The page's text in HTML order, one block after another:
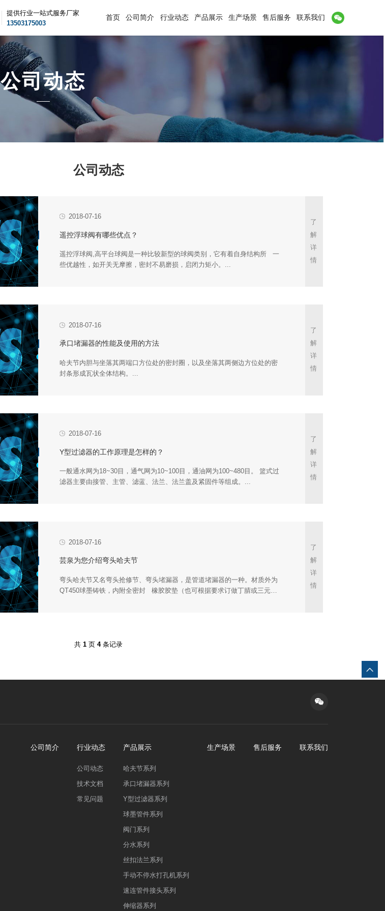
提供行业一站式服务厂家
13503175003
首页 公司简介 行业动态 产品展示 生产场景 售后服务 联系我们
公司动态
公司动态
2018-07-16
遥控浮球阀有哪些优点？
些优越性，如开关无摩擦，密封不易磨损，启闭力矩小。...
情
2018-07-16
承口堵漏器的性能及使用的方法
封条形成瓦状全体结构。...
情
2018-07-16
Y型过滤器的工作原理是怎样的？
滤器主要由接管、主管、滤蓝、法兰、法兰盖及紧固件等组成。...
情
2018-07-16
芸泉为您介绍弯头哈夫节
情
共 1 页 4条记录
公司简介 行业动态
公司动态
技术文档
常见问题
产品展示
哈夫节系列
承口堵漏器系列
Y型过滤器系列
球墨管件系列
阀门系列
分水系列
丝扣法兰系列
手动不停水打孔机系列
速连管件接头系列
伸缩器系列
生产场景 售后服务 联系我们